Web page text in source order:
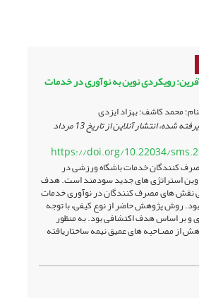
رویکردی نوین به نوآوری در خدمات
محمد کاشف؛ بهزاد ایزدی
شده، انتشار آنلاین از تاریخ 13 مرداد
https://doi.org/10.22034/
کنندگان خدمات باشگاه ورزشی در
استراتژی های جدید سودمند است. هدف
نقش های مصرف کنندگان در نوآوری خدمات
روش پژوهش حاضر از نوع کیفی، با توجه
و بر اساس هدف اکتشافی بود. به منظور
از مصـاحبه‌ های عمیق نیمه ساختاریافته